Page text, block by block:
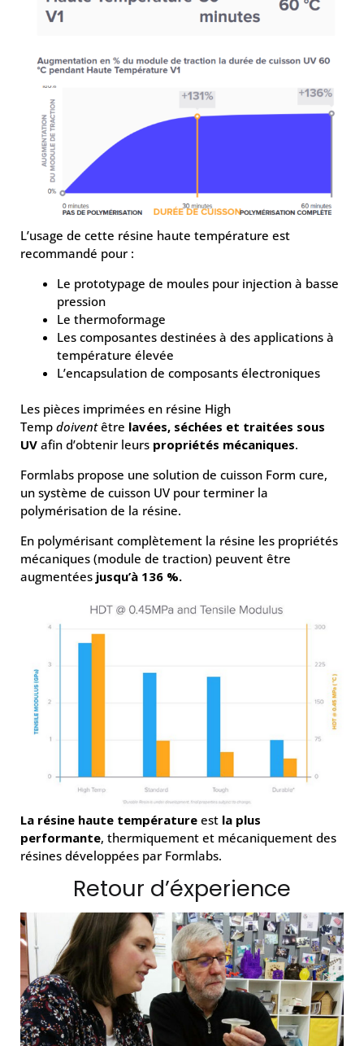
L’usage de cette résine haute température est
recommandé pour :
Le prototypage de moules pour injection à basse
pression
Le thermoformage
Les composantes destinées à des applications à
température élevée
L’encapsulation de composants électroniques
Les pièces imprimées en résine High
Temp doiventêtre lavées, séchées et traitées sous
UV afin d’obtenir leurs propriétés mécaniques.
Formlabs propose une solution de cuisson Form cure,
un système de cuisson UV pour terminer la
polymérisation de la résine.
En polymérisant complètement la résine les propriétés
mécaniques (module de traction) peuvent être
augmentées jusqu’à 136 %.
La résine haute température est la plus
performante, thermiquement et mécaniquement des
résines développées par Formlabs.
Retour d’éxperience